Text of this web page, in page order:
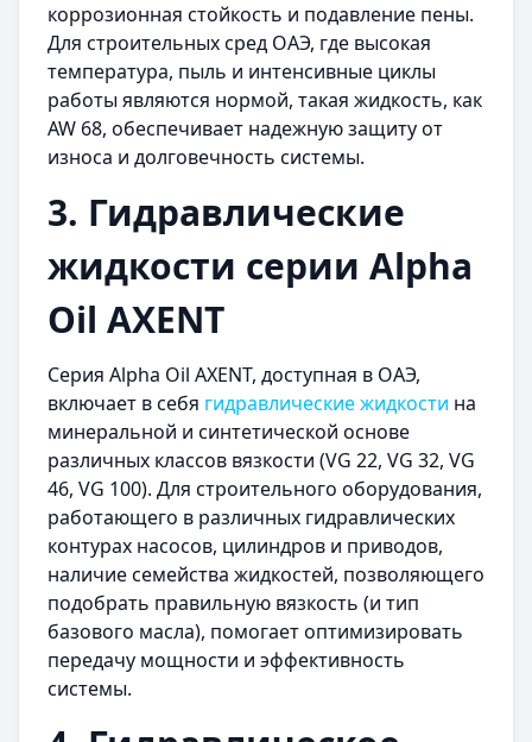
коррозионная стойкость и подавление пены.
Для строительных сред ОАЭ, где высокая
температура, пыль и интенсивные циклы
работы являются нормой, такая жидкость, как
AW 68, обеспечивает надежную защиту от
износа и долговечность системы.
3. Гидравлические
жидкости серии Alpha
Oil AXENT
Серия Alpha Oil AXENT, доступная в ОАЭ,
включает в себя гидравлические жидкости на
минеральной и синтетической основе
различных классов вязкости (VG 22, VG ​​32, VG ​​
46, VG 100). Для строительного оборудования,
работающего в различных гидравлических
контурах насосов, цилиндров и приводов,
наличие семейства жидкостей, позволяющего
подобрать правильную вязкость (и тип
базового масла), помогает оптимизировать
передачу мощности и эффективность
системы.